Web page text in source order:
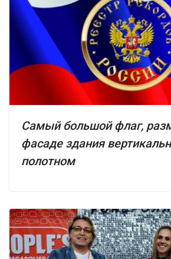
Самый большой флаг,
фасаде здания
полотном